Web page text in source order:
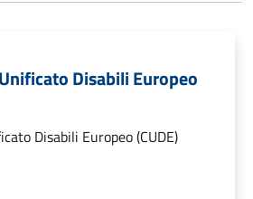
Disabili Europeo
Disabili Europeo (CUDE)